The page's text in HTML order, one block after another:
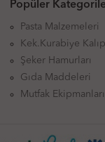
Popüler
Pasta Malzemeleri
Kek.Kurabiye
Şeker Hamurları
Gıda Maddeleri
Mutfak Ekipmanları